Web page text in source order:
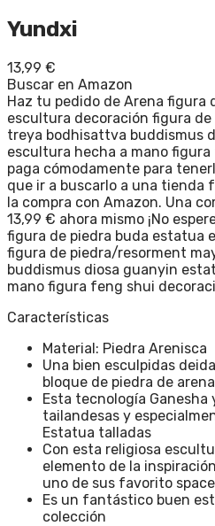
Yundxi
13,99 €
Buscar en Amazon
Haz tu pedido de Arena figura
escultura decoración figura
treya bodhisattva buddismus
escultura hecha a mano
paga cómodamente para
que ir a buscarlo a una tienda
la compra con Amazon. Una
13,99 € ahora mismo ¡No
figura de piedra buda estatua
figura de piedra/resorment
buddismus diosa guanyin
mano figura feng shui
Características
Material: Piedra Arenisca
Una bien esculpidas
bloque de piedra de
Esta tecnología
tailandesas y
Estatua talladas
Con esta religiosa
elemento de la
uno de sus favorito
Es un fantástico buen
colección